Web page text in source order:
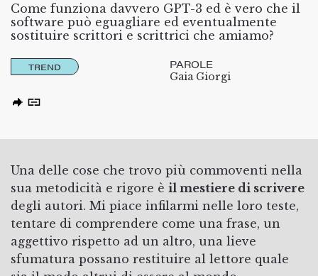
Come funziona davvero GPT-3 ed è vero che il
software può eguagliare ed eventualmente
sostituire scrittori e scrittrici che amiamo?
TREND PAROLE
Gaia Giorgi
Una delle cose che trovo più commoventi nella
sua metodicità e rigore è il mestiere di scrivere
degli autori. Mi piace infilarmi nelle loro teste,
tentare di comprendere come una frase, un
aggettivo rispetto ad un altro, una lieve
sfumatura possano restituire al lettore quale